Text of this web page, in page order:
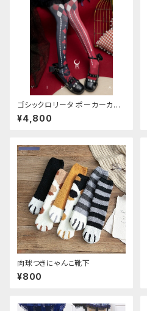
ゴシックロリータ ポーカーカー
ド柄 プリントタイツ
¥4,800
肉球つきにゃんこ靴下
¥800